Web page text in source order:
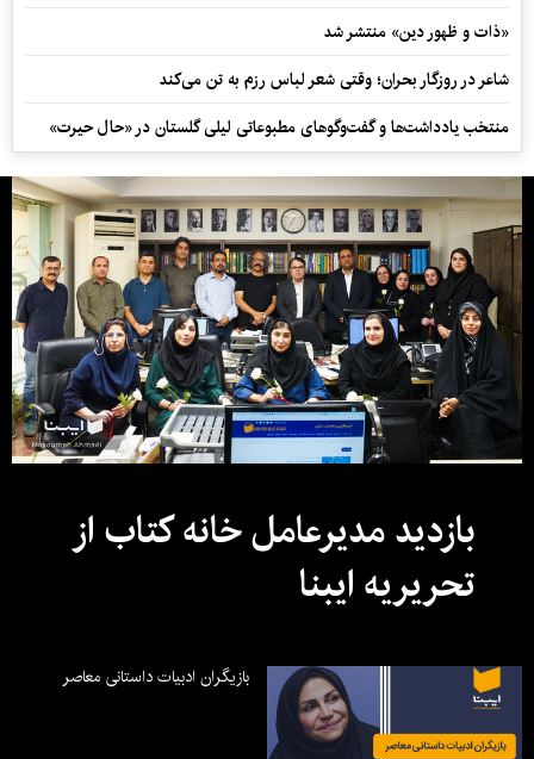
«ذات و ظهور دین» منتشر شد
شاعر در روزگار بحران؛ وقتی شعر لباس رزم به تن می‌کند
منتخب یادداشت‌ها و گفت‌وگوهای مطبوعاتی لیلی گلستان در «حال حیرت»
بازدید مدیرعامل خانه کتاب از
تحریریه ایبنا
بازیگران ادبیات داستانی معاصر